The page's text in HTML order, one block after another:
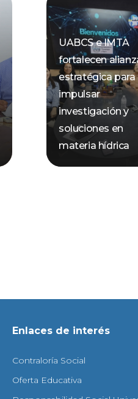
UABCS e IMTA
fortalecen
estratégica para
impulsar
investigación y
soluciones en
materia hídrica
Enlaces de interés
Contraloría Social
Oferta Educativa